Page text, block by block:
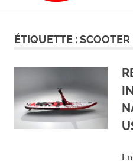
BORD
POUR
ENFANTS
ÉTIQUETTE :